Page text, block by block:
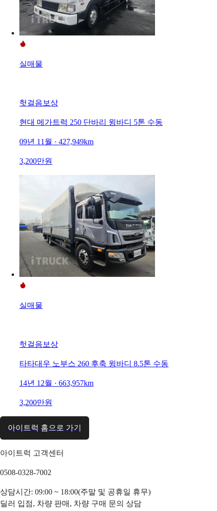
실매물
헛걸음보상
현대 메가트럭 250 단바리 윙바디 5톤 수동
09년 11월 · 427,949km
3,200만원
실매물
헛걸음보상
타타대우 노부스 260 후축 윙바디 8.5톤 수동
14년 12월 · 663,957km
3,200만원
아이트럭 홈으로 가기
아이트럭 고객센터
0508-0328-7002
상담시간: 09:00 ~ 18:00(주말 및 공휴일 휴무)
딜러 입점, 차량 판매, 차량 구매 문의 상담